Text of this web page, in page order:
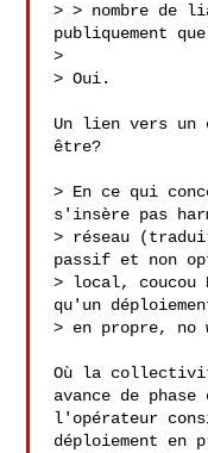
> > nombre de
publiquement
>
> Oui.
Un lien vers un
être?
> En ce qui
s'insère pas
> réseau
passif et non
> local, coucou
qu'un
> en propre, no
Où la
avance de phase
l'opérateur
déploiement en